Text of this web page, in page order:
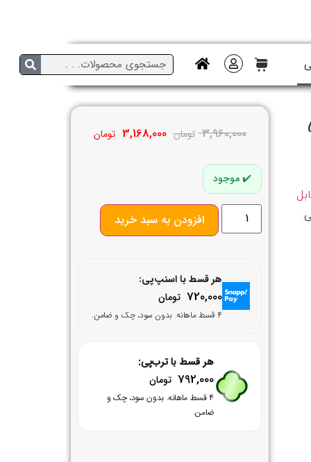
3,960,000 تومان 3,168,000 تومان
موجود
افزودن به سبد خرید
هر قسط با اسنپ‌پی:
720,000 تومان
۴ قسط ماهانه. بدون سود، چک و ضامن.
هر قسط با ترب‌پی:
792,000 تومان
۴ قسط ماهانه. بدون سود، چک و
ضامن.